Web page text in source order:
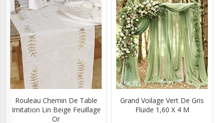
Rouleau Chemin De Table
Imitation Lin Beige Feuillage
Or
Grand Voilage Vert De Gris
Fluide 1,60 X 4 M